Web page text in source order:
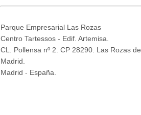
Parque Empresarial Las Rozas
Centro Tartessos - Edif. Artemisa.
CL. Pollensa nº 2. CP 28290. Las Rozas de
Madrid.
Madrid - España.